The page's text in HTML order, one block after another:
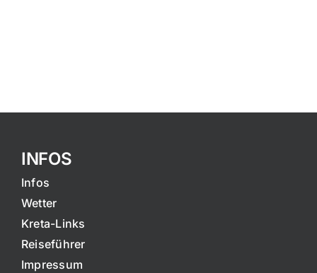
INFOS
Infos
Wetter
Kreta-Links
Reiseführer
Impressum